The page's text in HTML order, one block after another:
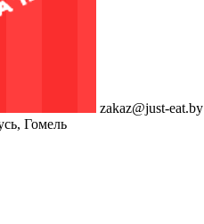
zakaz@just-eat.by
Гомель